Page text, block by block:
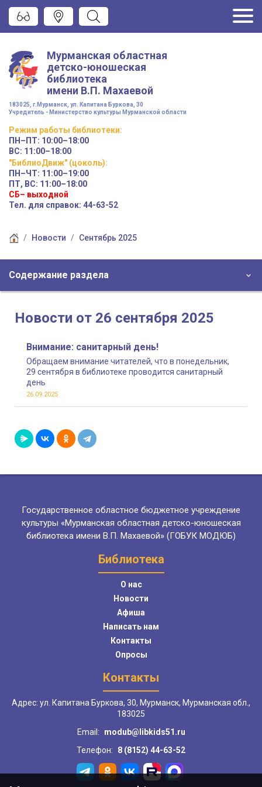
Мурманская областная
детско-юношеская
библиотека
имени В.П. Махаевой
183025, г.Мурманск, ул. Капитана Буркова, 30
Учредитель - Министерство культуры Мурманской области
Режим работы библиотеки:
ПН–ПТ: 10:00–18:00
ВС: 11:00–18:00
"БиблиоДвиж" (цоколь):
ПН–ЧТ: 11:00–19:00
ПТ, ВС: 11:00–18:00
СБ– выходной
Тел. для справок: 44-63-52
Новости Сентябрь 2025
Содержание раздела
Новости от 26 сентября 2025
Внимание: санитарный день!
Обращаем внимание читателей, что в понедельник,
29 сентября в библиотеке проводится санитарный
день
26.09.2025
Государственное областное бюджетное учреждение
культуры «Мурманская областная детско-юношеская
библиотека имени В.П. Махаевой» (ГОБУК МОДЮБ)
Библиотека
О нас
Новости
Афиша
Написать нам
Контакты
Опросы
Контакты
Адрес: ул. Капитана Буркова, 30, Мурманск, Мурманская обл.,
183025
Email:
modub@libkids51.ru
Телефон:
8 (8152) 44-63-52